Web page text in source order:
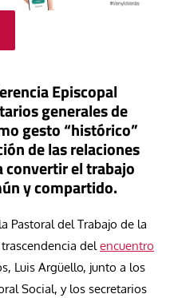
Episcopal
generales de
gesto “histórico”
de las relaciones
convertir el trabajo
y compartido.
Pastoral del Trabajo de la
delencuentro
Luis Argüello, junto a los
Social, y los secretarios